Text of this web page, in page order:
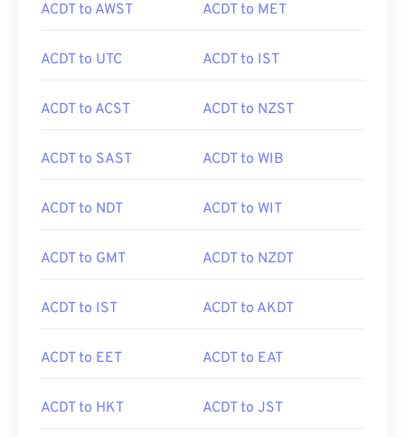
ACDT to AWST ACDT to MET
ACDT to UTC ACDT to IST
ACDT to ACST ACDT to NZST
ACDT to SAST ACDT to WIB
ACDT to NDT ACDT to WIT
ACDT to GMT ACDT to NZDT
ACDT to IST ACDT to AKDT
ACDT to EET ACDT to EAT
ACDT to HKT ACDT to JST